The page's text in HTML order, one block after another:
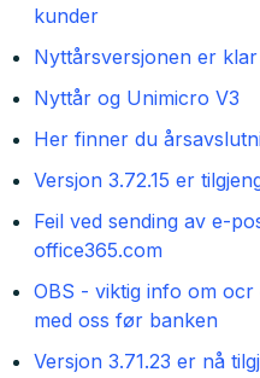
kunder
Nyttårsversjonen er klar
Nyttår og Unimicro V3
Her finner du
Versjon 3.72.15 er
Feil ved sending av e-
office365.com
OBS - viktig info om
med oss før banken
Versjon 3.71.23 er nå